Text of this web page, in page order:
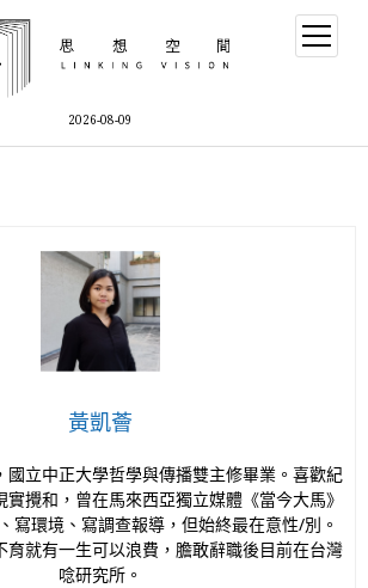
2026-08-09
黃凱薈
國立中正大學哲學與傳播雙主修畢業。喜歡紀
攪和，曾在馬來西亞獨立媒體《當今大馬》
寫環境、寫調查報導，但始終最在意性/別。
育就有一生可以浪費，膽敢辭職後目前在台灣
唸研究所。